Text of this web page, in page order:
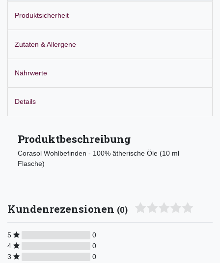
Produktsicherheit
Zutaten & Allergene
Nährwerte
Details
Produktbeschreibung
Corasol Wohlbefinden - 100% ätherische Öle (10 ml
Flasche)
Kundenrezensionen (0)
5
0
4
0
3
0